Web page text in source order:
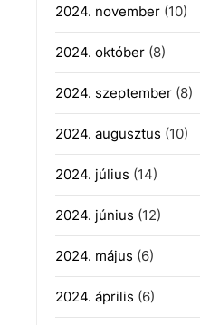
2024. november(10)
2024. október(8)
2024. szeptember(8)
2024. augusztus (10)
2024. július (14)
2024. június (12)
2024. május (6)
2024. április (6)